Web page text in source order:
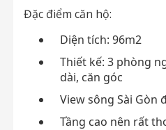
Đặc điểm căn hộ:
Diện tích: 96m2
Thiết kế: 3 phòng
dài, căn góc
View sông Sài Gòn
Tầng cao nên rất